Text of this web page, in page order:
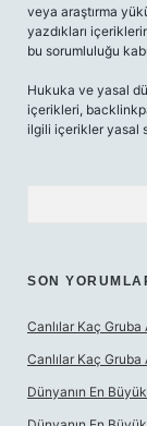
veya araştırma
yazdıkları
bu sorumluluğu
Hukuka ve yasal
içerikleri,
ilgili içerikler yasal
SON
Canlılar Kaç Gruba
Canlılar Kaç Gruba
Dünyanın En